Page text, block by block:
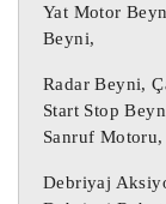
Beyni
Beyni
Yat Motor
Beyni,
Radar Beyni,
Start Stop
Sanruf
Debriyaj